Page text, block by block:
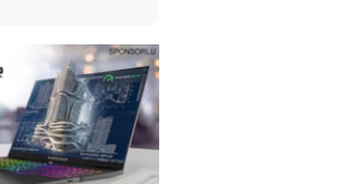
ekipler geldi